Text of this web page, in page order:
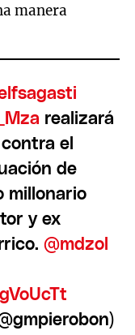
manera
realizará
el
de
millonario
y ex
@mdzol